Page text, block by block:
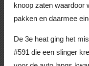
knoop zaten waardoor
pakken en daarmee
De 3e heat ging het
#591 die een slinger